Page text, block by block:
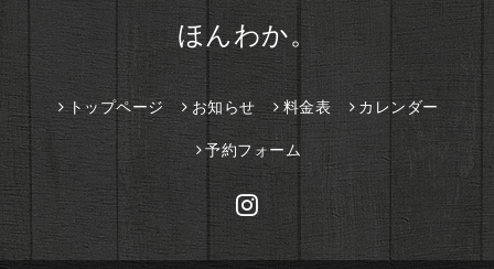
ほんわか。
トップページ お知らせ 料金表 カレンダー
予約フォーム